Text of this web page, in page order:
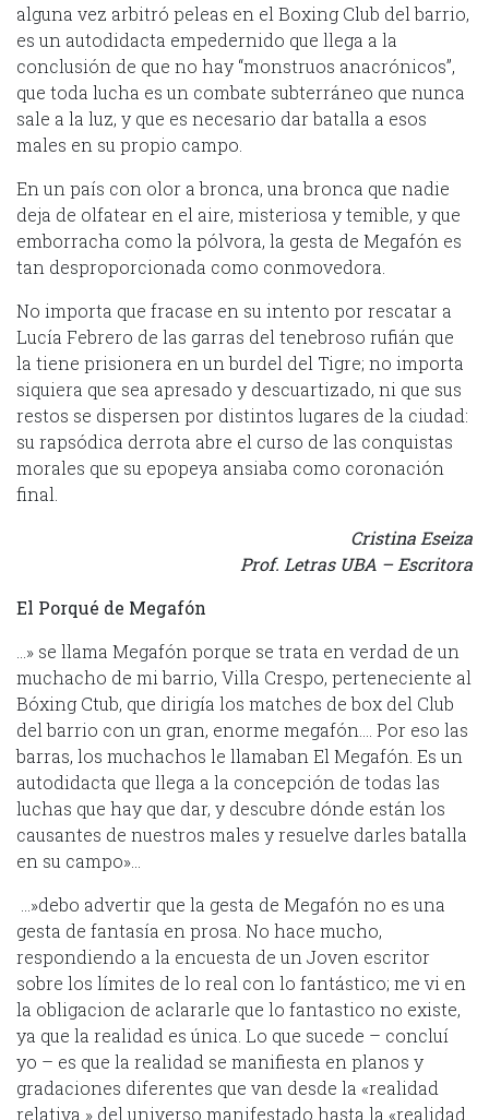
alguna vez arbitró peleas en el Boxing Club del barrio,
es un autodidacta empedernido que llega a la
conclusión de que no hay “monstruos anacrónicos”,
que toda lucha es un combate subterráneo que nunca
sale a la luz, y que es necesario dar batalla a esos
males en su propio campo.
En un país con olor a bronca, una bronca que nadie
deja de olfatear en el aire, misteriosa y temible, y que
emborracha como la pólvora, la gesta de Megafón es
tan desproporcionada como conmovedora.
No importa que fracase en su intento por rescatar a
Lucía Febrero de las garras del tenebroso rufián que
la tiene prisionera en un burdel del Tigre; no importa
siquiera que sea apresado y descuartizado, ni que sus
restos se dispersen por distintos lugares de la ciudad:
su rapsódica derrota abre el curso de las conquistas
morales que su epopeya ansiaba como coronación
final.
Cristina Eseiza
Prof. Letras UBA – Escritora
El Porqué de Megafón
…» se llama Megafón porque se trata en verdad de un
muchacho de mi barrio, Villa Crespo, perteneciente al
Bóxing Ctub, que dirigía los matches de box del Club
del barrio con un gran, enorme megafón…. Por eso las
barras, los muchachos le llamaban El Megafón. Es un
autodidacta que llega a la concepción de todas las
luchas que hay que dar, y descubre dónde están los
causantes de nuestros males y resuelve darles batalla
en su campo»…
…»debo advertir que la gesta de Megafón no es una
gesta de fantasía en prosa. No hace mucho,
respondiendo a la encuesta de un Joven escritor
sobre los límites de lo real con lo fantástico; me vi en
la obligacion de aclararle que lo fantastico no existe,
ya que la realidad es única. Lo que sucede – concluí
yo – es que la realidad se manifiesta en planos y
gradaciones diferentes que van desde la «realidad
relativa » del universo manifestado hasta la «realidad